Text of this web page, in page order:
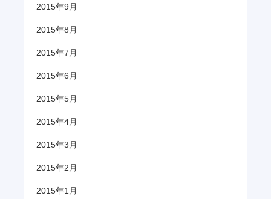
2015年9月
2015年8月
2015年7月
2015年6月
2015年5月
2015年4月
2015年3月
2015年2月
2015年1月